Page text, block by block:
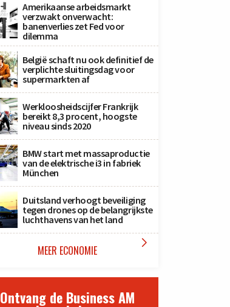
Amerikaanse arbeidsmarkt
verzwakt onverwacht:
banenverlies zet Fed voor
dilemma
België schaft nu ook definitief de
verplichte sluitingsdag voor
supermarkten af
Werkloosheidscijfer Frankrijk
bereikt 8,3 procent, hoogste
niveau sinds 2020
BMW start met massaproductie
van de elektrische i3 in fabriek
München
Duitsland verhoogt beveiliging
tegen drones op de belangrijkste
luchthavens van het land
MEER ECONOMIE 
Ontvang de Business AM